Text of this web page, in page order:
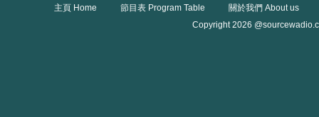
主頁 Home 節目表 Program Table
關於我們 About us
Copyright 2026